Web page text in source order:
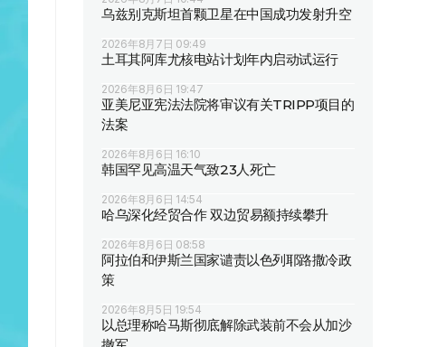
乌兹别克斯坦首颗卫星在中国成功发射升空
2026年8月7日 09:49
土耳其阿库尤核电站计划年内启动试运行
2026年8月6日 19:47
亚美尼亚宪法法院将审议有关TRIPP项目的
法案
2026年8月6日 16:10
韩国罕见高温天气致23人死亡
2026年8月6日 14:54
哈乌深化经贸合作 双边贸易额持续攀升
2026年8月6日 08:58
阿拉伯和伊斯兰国家谴责以色列耶路撒冷政
策
2026年8月5日 19:54
以总理称哈马斯彻底解除武装前不会从加沙